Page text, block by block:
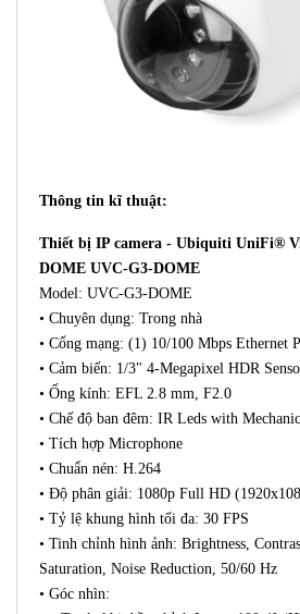
Thông tin kĩ thuật:
Thiết bị IP camera - Ubiquiti UniFi®
DOME UVC-G3-DOME
Model: UVC-G3-DOME
• Chuyên dụng: Trong nhà
• Cổng mạng: (1) 10/100 Mbps Ethernet
• Cảm biến: 1/3" 4-Megapixel HDR
• Ống kính: EFL 2.8 mm, F2.0
• Chế độ ban đêm: IR Leds with
• Tích hợp Microphone
• Chuẩn nén: H.264
• Độ phân giải: 1080p Full HD
• Tỷ lệ khung hình tối đa: 30 FPS
• Tinh chỉnh hình ảnh: Brightness,
Saturation, Noise Reduction, 50/60 Hz
• Góc nhìn: